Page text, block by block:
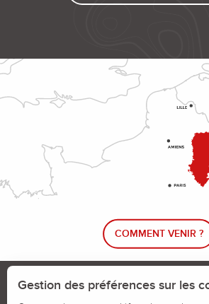
COMMENT VENIR ?
Le blog rando !
Gestion des préférences sur les